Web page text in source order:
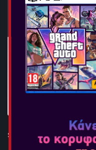
STEELPLAY JOY-CON